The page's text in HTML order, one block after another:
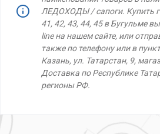
ЛЕДОХОДЫ / сапоги. Купить
41, 42, 43, 44, 45 в Бугульме
line на нашем сайте, или
также по телефону или в
Казань, ул. Татарстан, 9,
Доставка по Республике
регионы РФ.